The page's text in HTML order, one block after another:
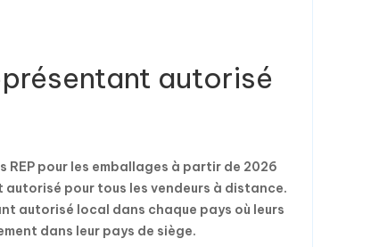
autorisé
pour les emballages à partir de 2026
pour tous les vendeurs à distance.
autorisé local dans chaque pays où leurs
dans leur pays de siège.